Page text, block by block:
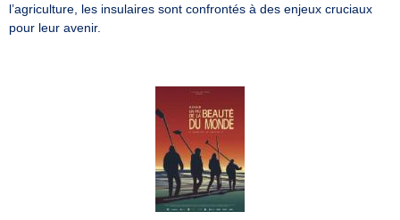
l’agriculture, les insulaires sont confrontés à des enjeux cruciaux
pour leur avenir.